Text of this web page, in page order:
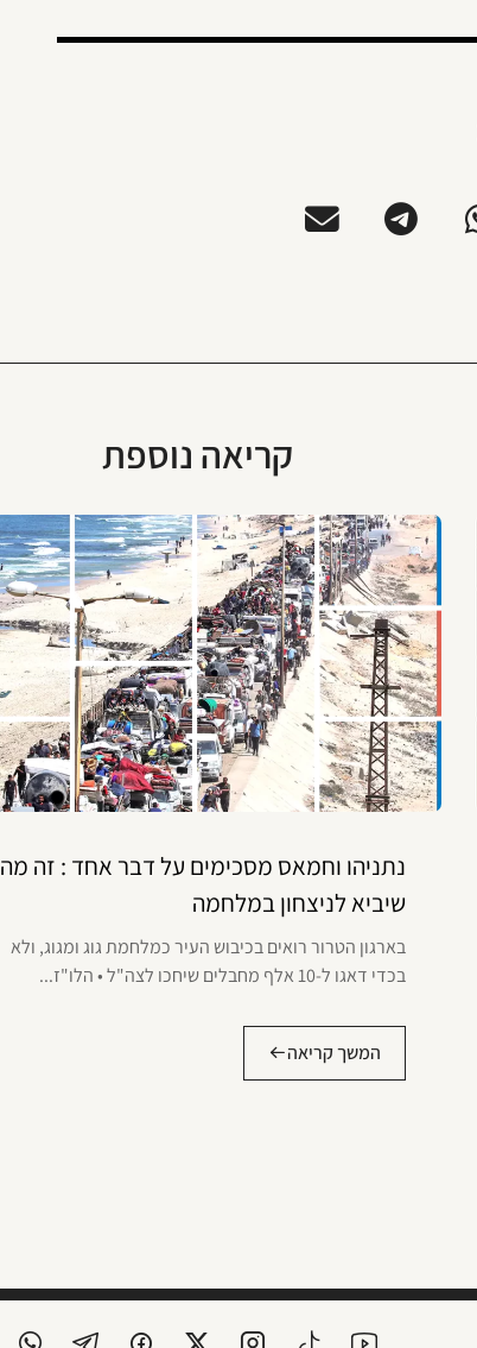
קריאה נוספת
נתניהו וחמאס מסכימים על דבר אחד : זה מה
שיביא לניצחון במלחמה
בארגון הטרור רואים בכיבוש העיר כמלחמת גוג ומגוג, ולא
בכדי דאגו ל-10 אלף מחבלים שיחכו לצה"ל • הלו"ז...
המשך קריאה